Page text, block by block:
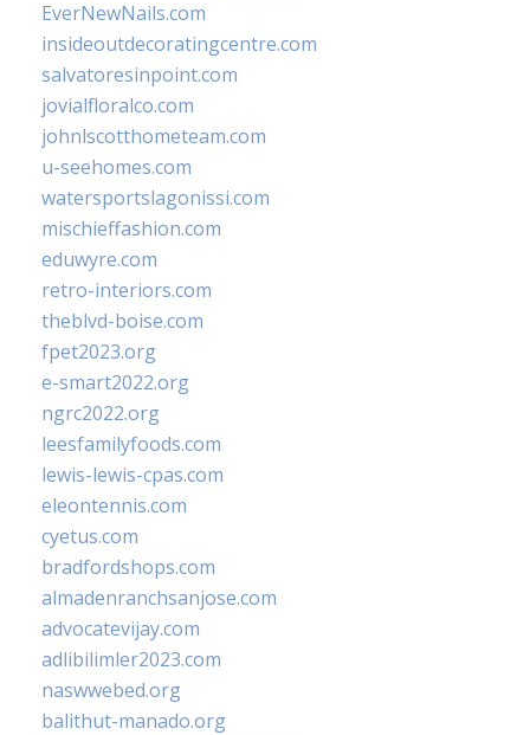
EverNewNails.com
insideoutdecoratingcentre.com
salvatoresinpoint.com
jovialfloralco.com
johnlscotthometeam.com
u-seehomes.com
watersportslagonissi.com
mischieffashion.com
eduwyre.com
retro-interiors.com
theblvd-boise.com
fpet2023.org
e-smart2022.org
ngrc2022.org
leesfamilyfoods.com
lewis-lewis-cpas.com
eleontennis.com
cyetus.com
bradfordshops.com
almadenranchsanjose.com
advocatevijay.com
adlibilimler2023.com
naswwebed.org
balithut-manado.org